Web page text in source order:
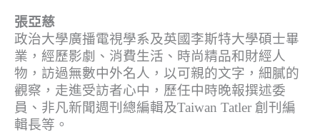
張亞慈
政治大學廣播電視學系及英國李斯特大學碩士畢
業，經歷影劇、消費生活、時尚精品和財經人
物，訪過無數中外名人，以可親的文字，細膩的
觀察，走進受訪者心中，歷任中時晚報撰述委
員、非凡新聞週刊總編輯及Taiwan Tatler 創刊編
輯長等。